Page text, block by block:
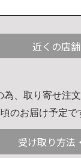
近くの店
為、取り寄せ注文
のお届け予定で
受け取り方法